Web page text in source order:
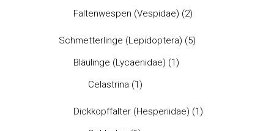
Faltenwespen (Vespidae) (2)
Schmetterlinge (Lepidoptera) (5)
Bläulinge (Lycaenidae) (1)
Celastrina (1)
Dickkopffalter (Hesperiidae) (1)